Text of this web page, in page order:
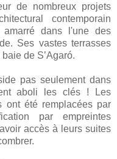
de nombreux projets
contemporain
amarré dans l'une des
Ses vastes terrasses
de S’Agaró.
pas seulement dans
aboli les clés ! Les
ont été remplacées par
par empreintes
accès à leurs suites